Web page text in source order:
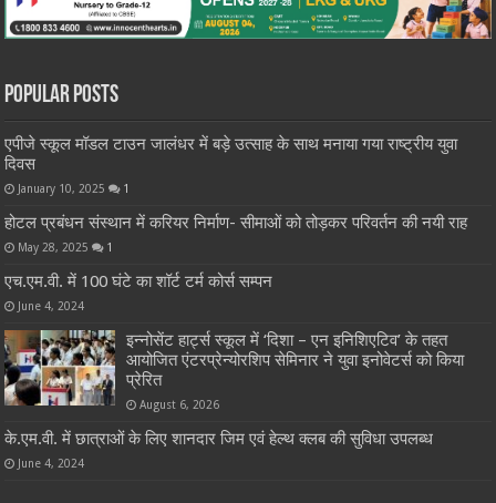
Popular Posts
एपीजे स्कूल मॉडल टाउन जालंधर में बड़े उत्साह के साथ मनाया गया राष्ट्रीय युवा
दिवस
January 10, 2025 1
होटल प्रबंधन संस्थान में करियर निर्माण- सीमाओं को तोड़कर परिवर्तन की नयी राह
May 28, 2025 1
एच.एम.वी. में 100 घंटे का शॉर्ट टर्म कोर्स सम्पन
June 4, 2024
इन्नोसेंट हार्ट्स स्कूल में ‘दिशा – एन इनिशिएटिव’ के तहत
आयोजित एंटरप्रेन्योरशिप सेमिनार ने युवा इनोवेटर्स को किया
प्रेरित
August 6, 2026
के.एम.वी. में छात्राओं के लिए शानदार जिम एवं हेल्थ क्लब की सुविधा उपलब्ध
June 4, 2024